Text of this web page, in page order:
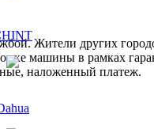
Жители других
машины в рамках
наложенный платеж.